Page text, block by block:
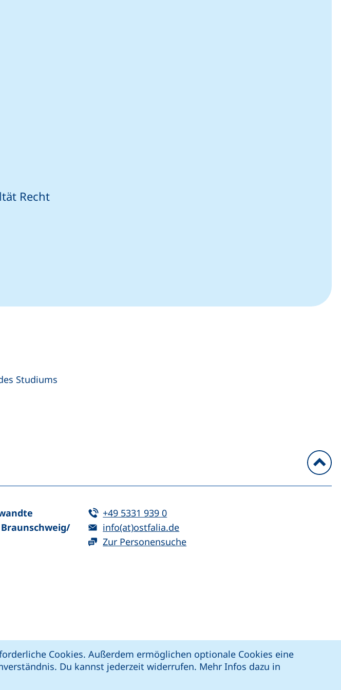
Cookies. Außerdem ermöglichen optionale Cookies eine
Du kannst jederzeit widerrufen. Mehr Infos dazu in
Recht
Studiums
Fenster)
neues Fenster)
Fenster)
neues Fenster)
Tel:
+49 5331 939 0(startet einen Telefonanruf, wenn Ihr
E-Mail:
info(at)ostfalia.de(öffnet Ihr E-Mail-Programm)
Zur Personensuche